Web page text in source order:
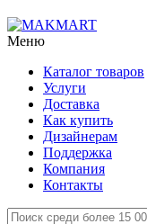
Меню
Каталог товаров
Услуги
Доставка
Как купить
Дизайнерам
Поддержка
Компания
Контакты